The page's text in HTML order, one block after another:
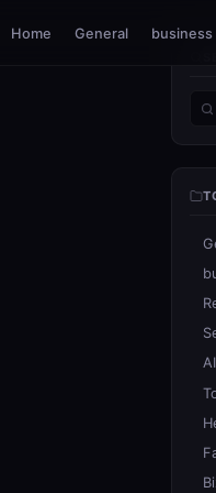
Home General business